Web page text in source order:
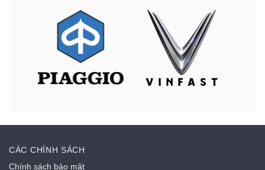
CÁC CHÍNH SÁCH
Chính sách bảo mật